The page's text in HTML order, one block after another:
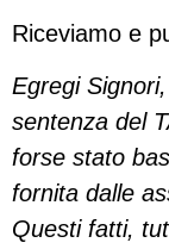
Riceviamo e
Egregi
sentenza del
forse stato
fornita dalle
Questi fatti,